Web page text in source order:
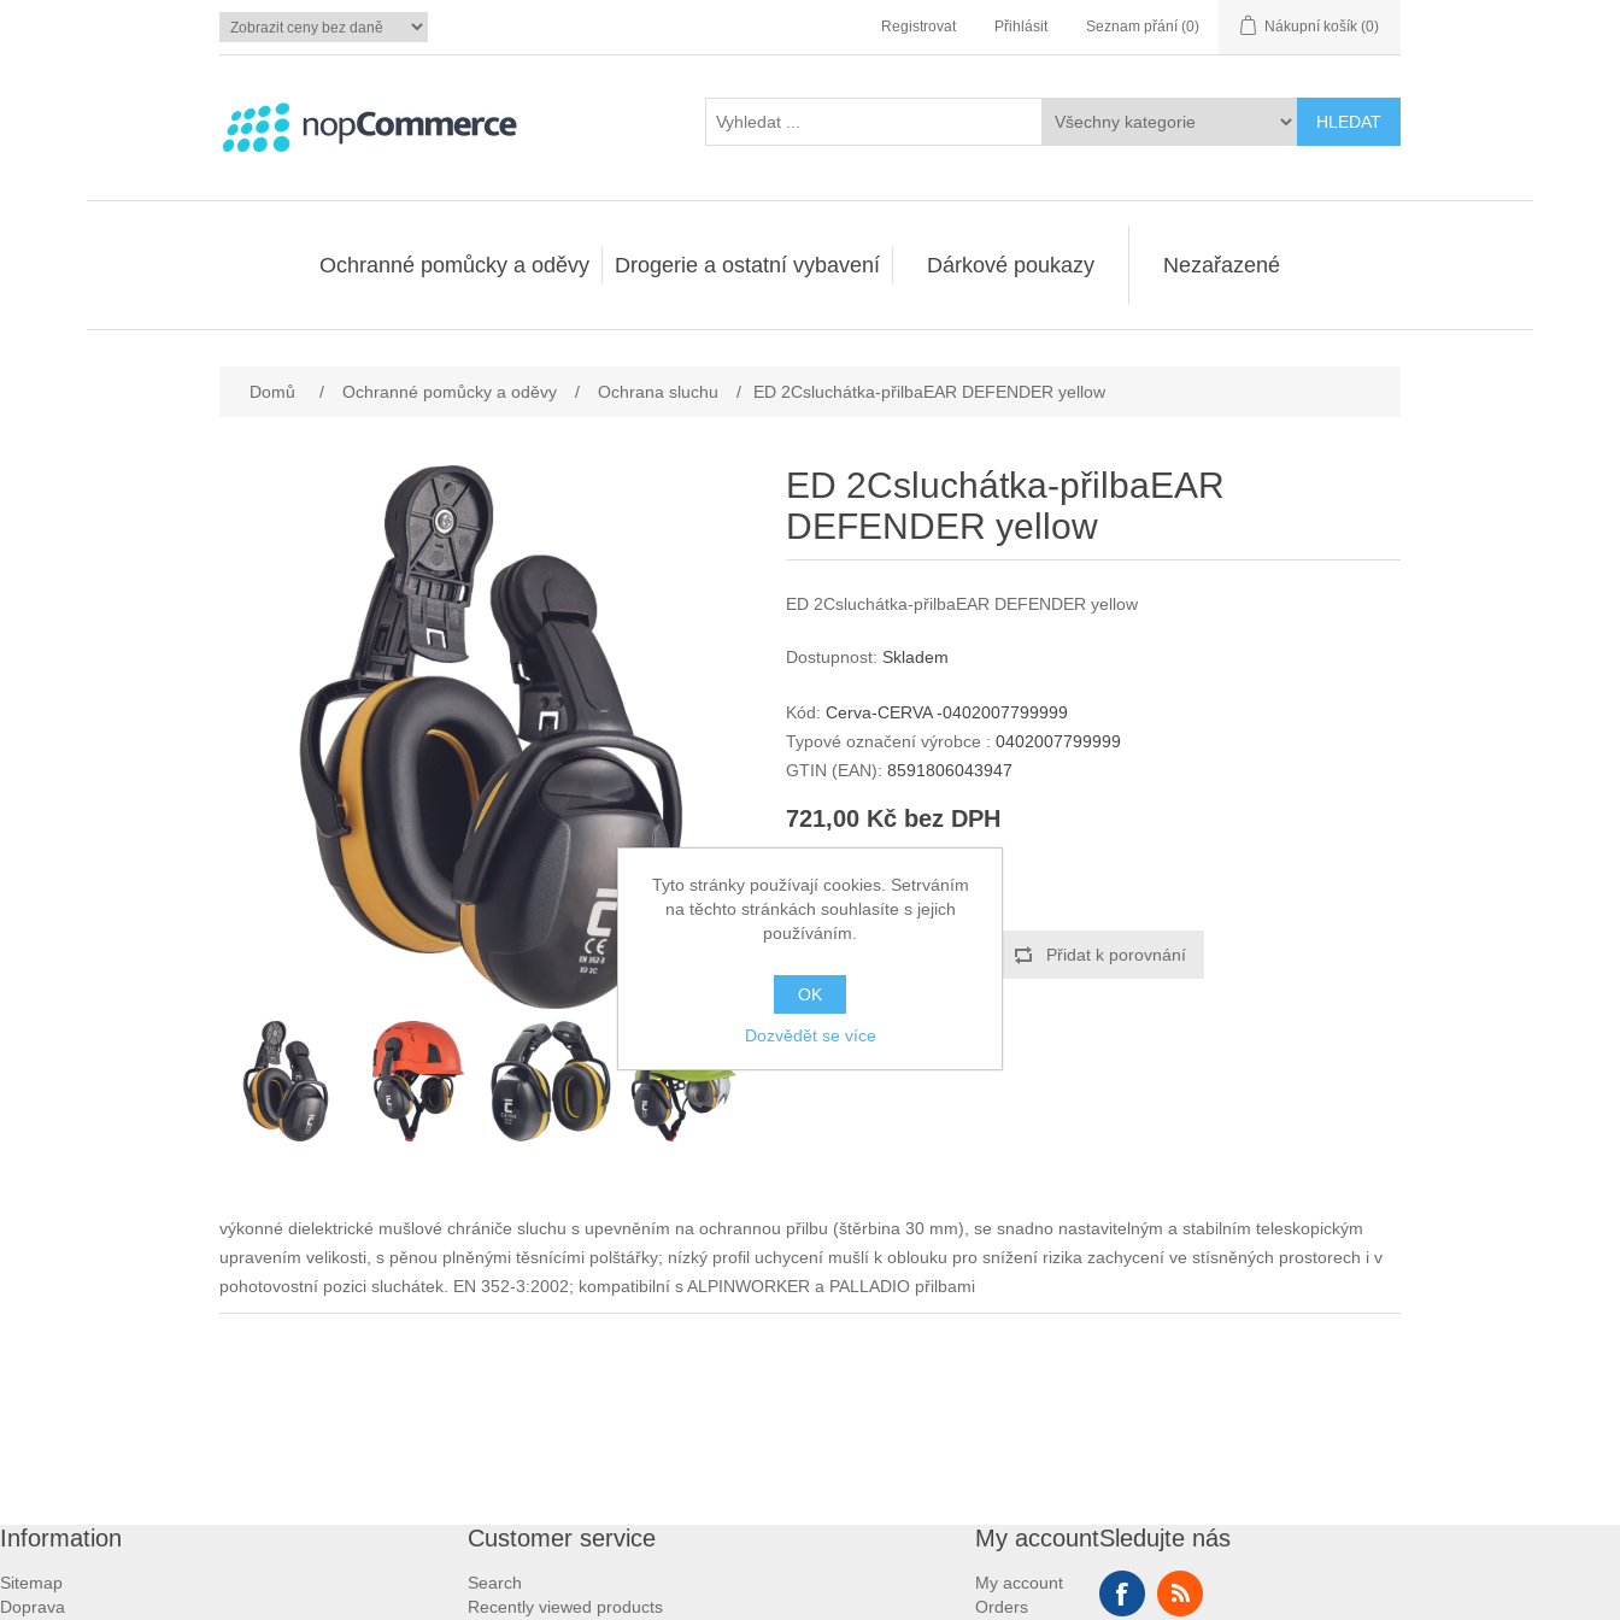
Registrovat Přihlásit Seznam přání (0) Nákupní košík (0)
HLEDAT
Ochranné pomůcky a oděvy Drogerie a ostatní vybavení Dárkové poukazy Nezařazené
Domů / Ochranné pomůcky a oděvy / Ochrana sluchu / ED 2Csluchátka-přilbaEAR DEFENDER yellow
ED 2Csluchátka-přilbaEAR
DEFENDER yellow
ED 2Csluchátka-přilbaEAR DEFENDER yellow
Dostupnost: Skladem
Kód: Cerva-CERVA -0402007799999
Typové označení výrobce : 0402007799999
GTIN (EAN): 8591806043947
721,00 Kč bez DPH
KOUPIT
Přidat k porovnání
výkonné dielektrické mušlové chrániče sluchu s upevněním na ochrannou přilbu (štěrbina 30 mm), se snadno nastavitelným a stabilním teleskopickým
upravením velikosti, s pěnou plněnými těsnícími polštářky; nízký profil uchycení mušlí k oblouku pro snížení rizika zachycení ve stísněných prostorech i v
pohotovostní pozici sluchátek. EN 352-3:2002; kompatibilní s ALPINWORKER a PALLADIO přilbami
Information
Sitemap
Doprava
Customer service
Search
Recently viewed products
My account
My account
Orders
Sledujte nás
Tyto stránky používají cookies. Setrváním
na těchto stránkách souhlasíte s jejich
používáním.
OK
Dozvědět se více